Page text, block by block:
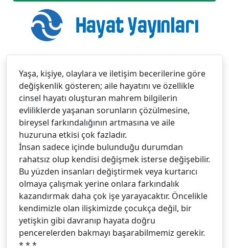
Yaşa, kişiye, olaylara ve iletişim becerilerine göre
değişkenlik gösteren; aile hayatını ve özellikle
cinsel hayatı oluşturan mahrem bilgilerin
evliliklerde yaşanan sorunların çözülmesine,
bireysel farkındalığının artmasına ve aile
huzuruna etkisi çok fazladır.
İnsan sadece içinde bulunduğu durumdan
rahatsız olup kendisi değişmek isterse değişebilir.
Bu yüzden insanları değiştirmek veya kurtarıcı
olmaya çalışmak yerine onlara farkındalık
kazandırmak daha çok işe yarayacaktır. Öncelikle
kendimizle olan ilişkimizde çocukça değil, bir
yetişkin gibi davranıp hayata doğru
pencerelerden bakmayı başarabilmemiz gerekir.
* * *